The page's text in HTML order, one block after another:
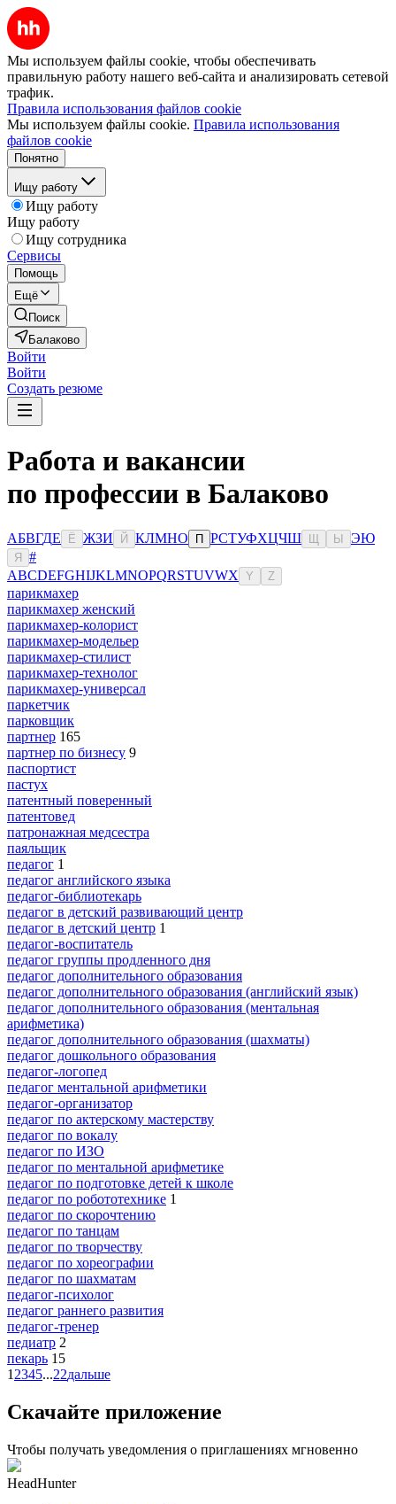
Мы используем файлы cookie, чтобы обеспечивать
правильную работу нашего веб-сайта и анализировать сетевой
трафик.
Правила использования файлов cookie
Мы используем файлы cookie. Правила использования
файлов cookie
Понятно
Ищу работу
Ищу работу
Ищу работу
Ищу сотрудника
Сервисы
Помощь
Ещё
Поиск
Балаково
Войти
Войти
Создать резюме
Работа и вакансии
по профессии в Балаково
АБВГДЕ Ё ЖЗИ Й КЛМНО П РСТУФХЦЧШ Ы ЭЮ
Я
#
ABCDEFGHIJKLMNOPQRSTUVWX Y Z
парикмахер
парикмахер женский
парикмахер-колорист
парикмахер-модельер
парикмахер-стилист
парикмахер-технолог
парикмахер-универсал
паркетчик
парковщик
партнер 165
партнер по бизнесу 9
паспортист
пастух
патентный поверенный
патентовед
патронажная медсестра
паяльщик
педагог 1
педагог английского языка
педагог-библиотекарь
педагог в детский развивающий центр
педагог в детский центр 1
педагог-воспитатель
педагог группы продленного дня
педагог дополнительного образования
педагог дополнительного образования (английский язык)
педагог дополнительного образования (ментальная
арифметика)
педагог дополнительного образования (шахматы)
педагог дошкольного образования
педагог-логопед
педагог ментальной арифметики
педагог-организатор
педагог по актерскому мастерству
педагог по вокалу
педагог по ИЗО
педагог по ментальной арифметике
педагог по подготовке детей к школе
педагог по робототехнике 1
педагог по скорочтению
педагог по танцам
педагог по творчеству
педагог по хореографии
педагог по шахматам
педагог-психолог
педагог раннего развития
педагог-тренер
педиатр 2
пекарь 15
1 2345...22дальше
Скачайте приложение
Чтобы получать уведомления о приглашениях мгновенно
HeadHunter